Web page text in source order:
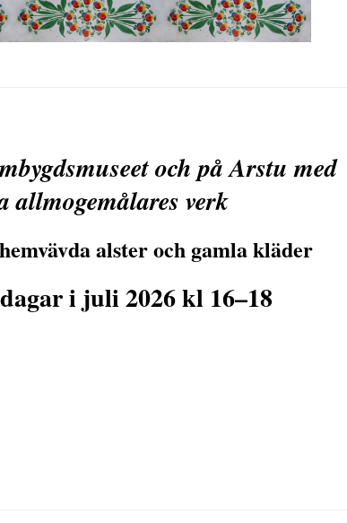
och på Arstu med
allmogemålares verk
alster och gamla kläder
i juli 2026 kl 16–18